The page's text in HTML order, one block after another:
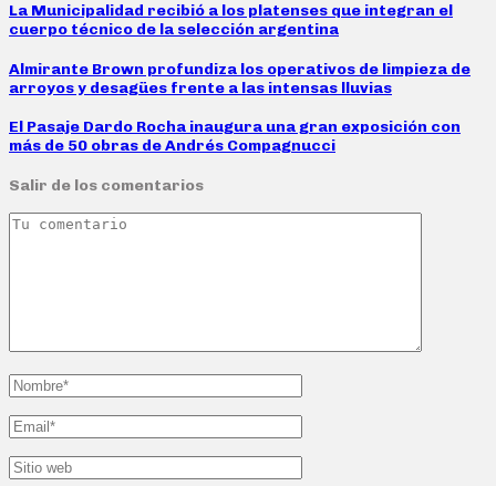
La Municipalidad recibió a los platenses que integran el
cuerpo técnico de la selección argentina
Almirante Brown profundiza los operativos de limpieza de
arroyos y desagües frente a las intensas lluvias
El Pasaje Dardo Rocha inaugura una gran exposición con
más de 50 obras de Andrés Compagnucci
Salir de los comentarios